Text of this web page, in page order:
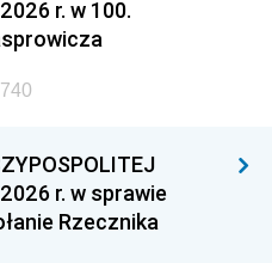
r. w 100.
r. w sprawie
Rzecznika